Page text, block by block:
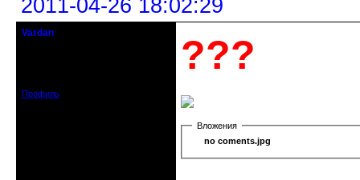
2011-04-26 18:02:29
Vardan
Профиль
???
Вложения
no coments.jpg